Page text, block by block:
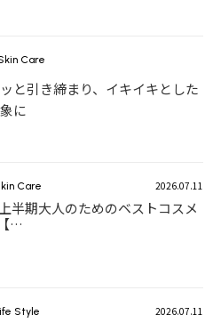
Care
と引き締まり、イキイキとした
に
Care 2026.07.11
半期大人のためのベストコスメ
…
Style 2026.07.11